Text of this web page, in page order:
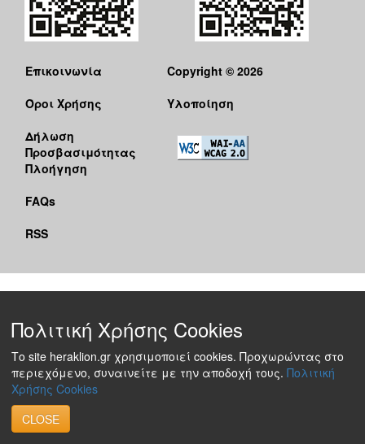
Επικοινωνία
Όροι Χρήσης
Δήλωση
Προσβασιμότητας
Πλοήγηση
FAQs
RSS
Copyright © 2026
Υλοποίηση
Πολιτική Χρήσης Cookies
Το site heraklion.gr χρησιμοποιεί cookies. Προχωρώντας στο
περιεχόμενο, συναινείτε με την αποδοχή τους. Πολιτική
Χρήσης Cookies
CLOSE